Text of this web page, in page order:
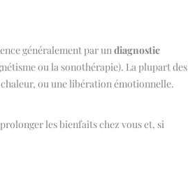
généralement par un diagnostic
ou la sonothérapie). La plupart des
ou une libération émotionnelle.
les bienfaits chez vous et, si